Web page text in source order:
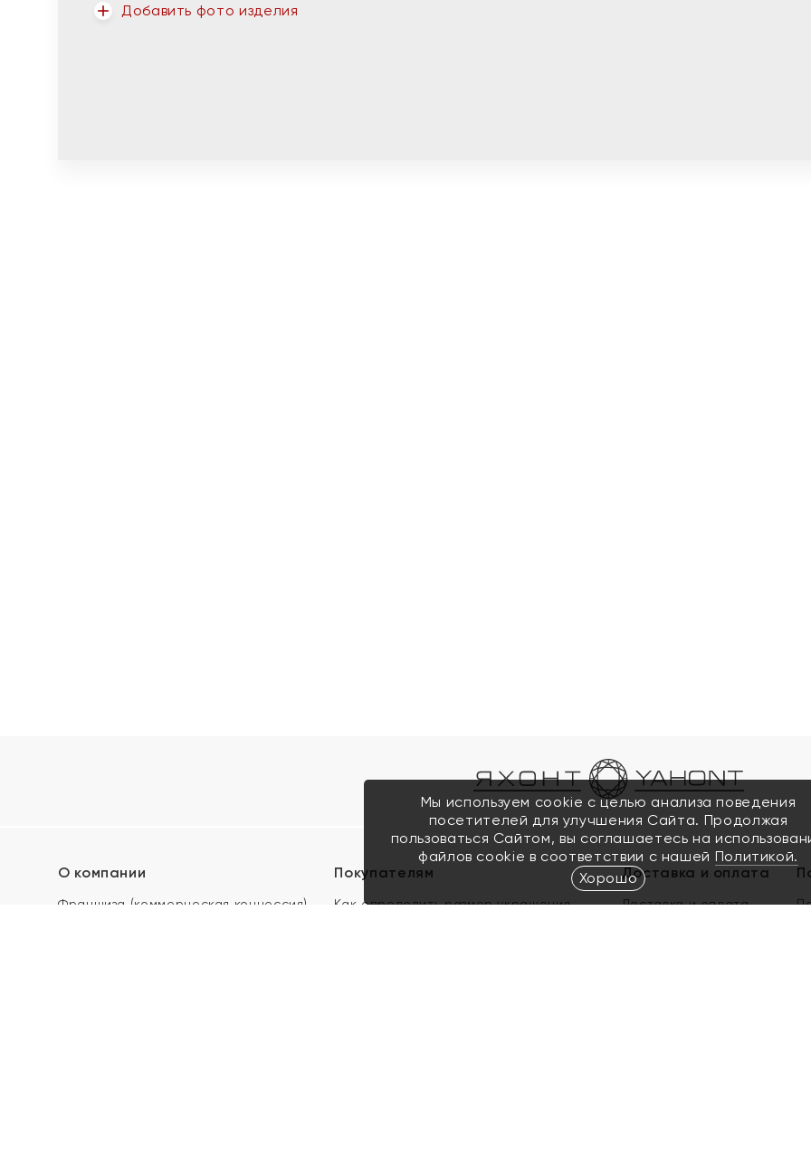
Добавить фото изделия
О компании
Франшиза (коммерческая концессия)
Покупателям
Как определить размер украшения
Доставка и оплата
Доставка и оплата
Мы используем cookie с целью анализа поведения
посетителей для улучшения Сайта. Продолжая
пользоваться Сайтом, вы соглашаетесь на
файлов cookie в соответствии с нашей Политикой.
Хорошо